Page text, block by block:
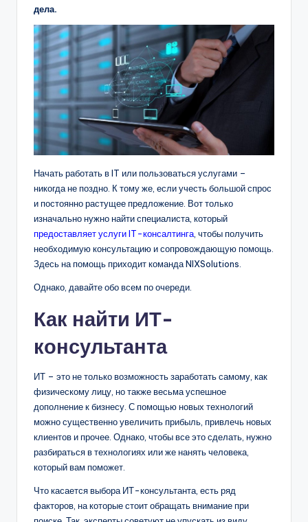
дела.
Начать работать в IT или пользоваться услугами –
никогда не поздно. К тому же, если учесть большой спрос
и постоянно растущее предложение. Вот только
изначально нужно найти специалиста, который
предоставляет услуги IT-консалтинга , чтобы получить
необходимую консультацию и сопровождающую помощь.
Здесь на помощь приходит команда NIXSolutions.
Однако, давайте обо всем по очереди.
Как найти ИТ-
консультанта
ИТ – это не только возможность заработать самому, как
физическому лицу, но также весьма успешное
дополнение к бизнесу. С помощью новых технологий
можно существенно увеличить прибыль, привлечь новых
клиентов и прочее. Однако, чтобы все это сделать, нужно
разбираться в технологиях или же нанять человека,
который вам поможет.
Что касается выбора ИТ-консультанта, есть ряд
факторов, на которые стоит обращать внимание при